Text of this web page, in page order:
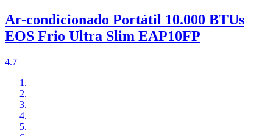
Ar-condicionado Portátil 10.000 BTUs
EOS Frio Ultra Slim EAP10FP
4.7